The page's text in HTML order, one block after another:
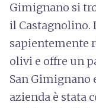
Gimignano si
il Castagnolino.
sapientemente
olivi e offre un
San Gimignano
azienda è stata